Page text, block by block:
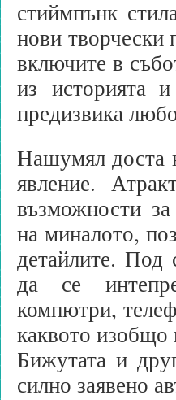
стиймпънк
нови творчески
включите в
из историята
предизвика
Нашумял доста
явление.
възможности
на миналото,
детайлите. Под
да се
компютри,
каквото изобщо
Бижутата и
силно заявено